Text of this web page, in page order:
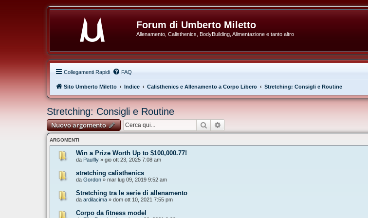
Forum di Umberto Miletto
Allenamento, Calisthenics, BodyBuilding, Alimentazione e tanto altro
Collegamenti Rapidi FAQ
Sito Umberto Miletto Indice Calisthenics e Allenamento a Corpo Libero Stretching: Consigli e Routine
Stretching: Consigli e Routine
Nuovo argomento Cerca
ARGOMENTI
Win a Prize Worth Up to $100,000.77!
da Paulfly » gio ott 23, 2025 7:08 am
stretching calisthenics
da Gordon » mar lug 09, 2019 9:52 am
Stretching tra le serie di allenamento
da ardilacima » dom ott 10, 2021 7:55 pm
Corpo da fitness model